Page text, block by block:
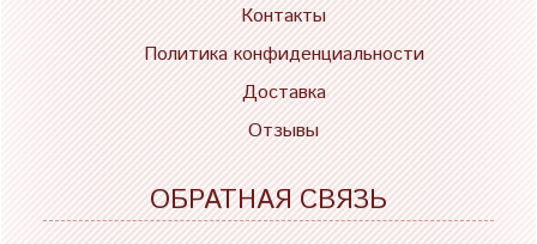
Контакты
Политика конфиденциальности
Доставка
Отзывы
ОБРАТНАЯ СВЯЗЬ